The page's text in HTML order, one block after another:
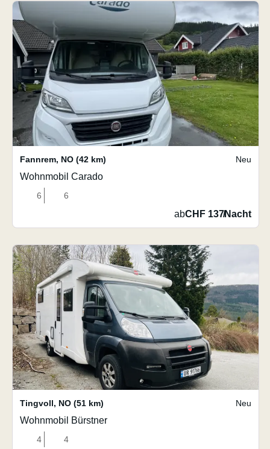
Fannrem, NO (42 km) Neu
Wohnmobil Carado
6 6
abCHF 137/Nacht
Tingvoll, NO (51 km) Neu
Wohnmobil Bürstner
4 4